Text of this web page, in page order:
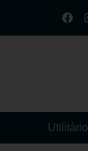
Utilitário